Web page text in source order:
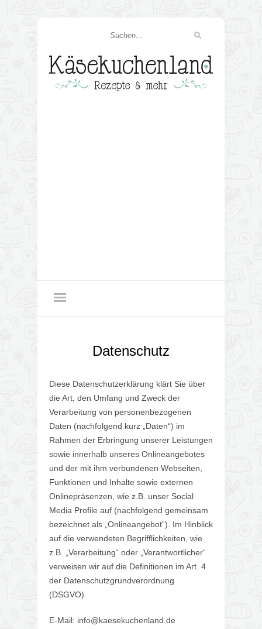
Datenschutz
Diese Datenschutzerklärung klärt Sie über
die Art, den Umfang und Zweck der
Verarbeitung von personenbezogenen
Daten (nachfolgend kurz „Daten“) im
Rahmen der Erbringung unserer Leistungen
sowie innerhalb unseres Onlineangebotes
und der mit ihm verbundenen Webseiten,
Funktionen und Inhalte sowie externen
Onlinepräsenzen, wie z.B. unser Social
Media Profile auf (nachfolgend gemeinsam
bezeichnet als „Onlineangebot“). Im Hinblick
auf die verwendeten Begrifflichkeiten, wie
z.B. „Verarbeitung“ oder „Verantwortlicher“
verweisen wir auf die Definitionen im Art. 4
der Datenschutzgrundverordnung
(DSGVO).
E-Mail: info@kaesekuchenland.de